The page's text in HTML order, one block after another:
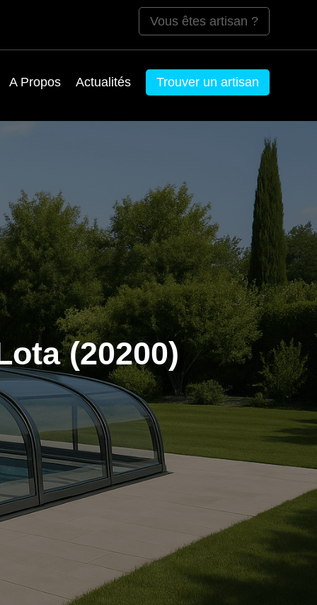
Vous êtes artisan ?
A Propos Actualités Trouver un artisan
(20200)